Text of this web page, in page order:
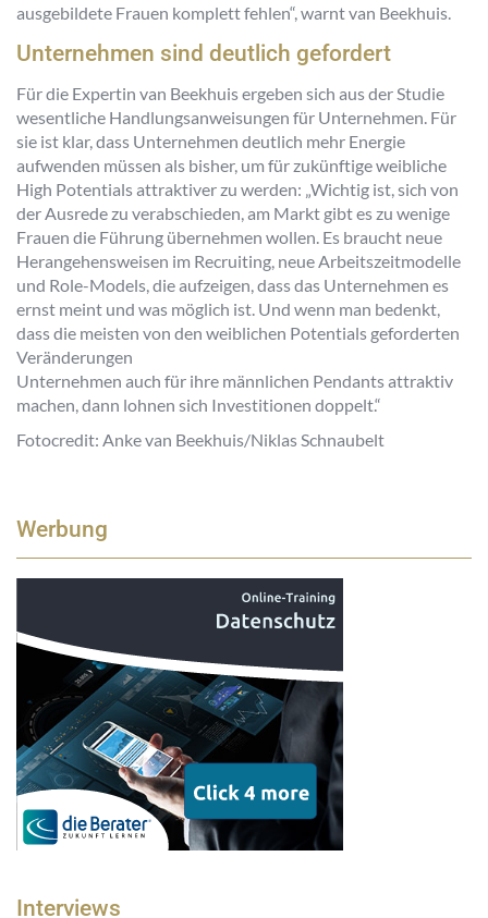
ausgebildete Frauen komplett fehlen“, warnt van Beekhuis.
Unternehmen sind deutlich gefordert
Für die Expertin van Beekhuis ergeben sich aus der Studie
wesentliche Handlungsanweisungen für Unternehmen. Für
sie ist klar, dass Unternehmen deutlich mehr Energie
aufwenden müssen als bisher, um für zukünftige weibliche
High Potentials attraktiver zu werden: „Wichtig ist, sich von
der Ausrede zu verabschieden, am Markt gibt es zu wenige
Frauen die Führung übernehmen wollen. Es braucht neue
Herangehensweisen im Recruiting, neue Arbeitszeitmodelle
und Role-Models, die aufzeigen, dass das Unternehmen es
ernst meint und was möglich ist. Und wenn man bedenkt,
dass die meisten von den weiblichen Potentials geforderten
Veränderungen
Unternehmen auch für ihre männlichen Pendants attraktiv
machen, dann lohnen sich Investitionen doppelt.“
Fotocredit: Anke van Beekhuis/Niklas Schnaubelt
Werbung
Interviews